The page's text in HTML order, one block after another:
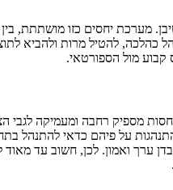
מערכת יחסים כזו מושתתת,
להטיל מרות ולהביא
קבוע מול הספורטאי.
רחבה ומעמיקה לגבי
על פיהם כדאי להתנהל
ערך ואמון. לכן, חשוב עד